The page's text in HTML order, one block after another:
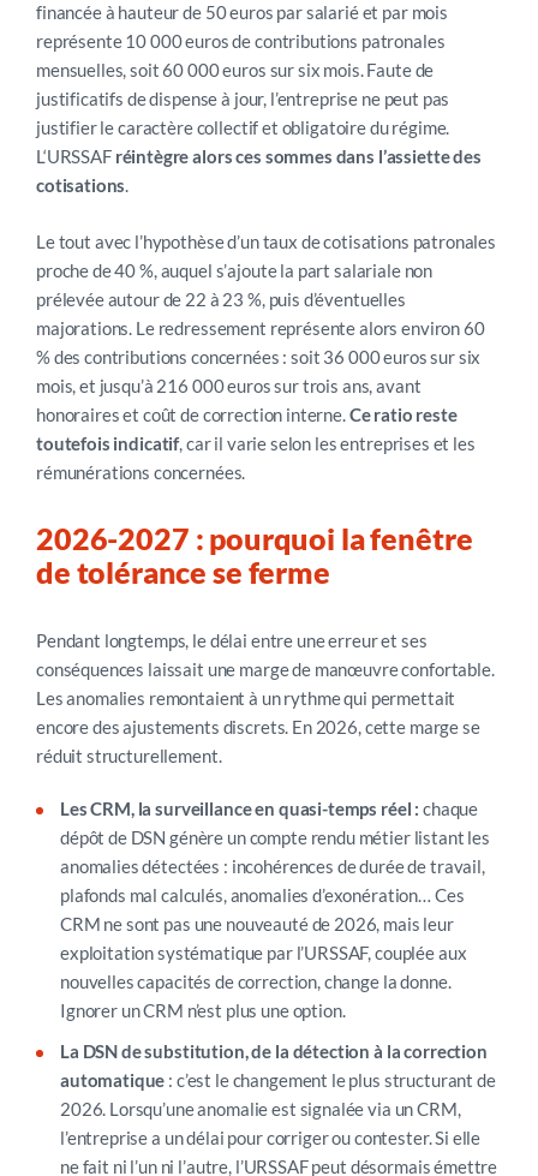
financée à hauteur de 50 euros par salarié et par mois
représente 10 000 euros de contributions patronales
mensuelles, soit 60 000 euros sur six mois. Faute de
justificatifs de dispense à jour, l’entreprise ne peut pas
justifier le caractère collectif et obligatoire du régime.
L‘URSSAF réintègre alors ces sommes dans l’assiette des
cotisations.
Le tout avec l’hypothèse d’un taux de cotisations patronales
proche de 40 %, auquel s’ajoute la part salariale non
prélevée autour de 22 à 23 %, puis d’éventuelles
majorations. Le redressement représente alors environ 60
% des contributions concernées : soit 36 000 euros sur six
mois, et jusqu’à 216 000 euros sur trois ans,avant
honoraires et coût de correction interne. Ce ratio reste
toutefois indicatif, car il varie selon les entreprises et les
rémunérations concernées.
2026-2027 : pourquoi la fenêtre
de tolérance se ferme
Pendant longtemps, le délai entre une erreur et ses
conséquences laissait une marge de manœuvre confortable.
Les anomalies remontaient à un rythme qui permettait
encore des ajustements discrets. En 2026, cette marge se
réduit structurellement.
Les CRM, la surveillance en quasi-temps réel : chaque
dépôt de DSN génère un compte rendu métier listant les
anomalies détectées : incohérences de durée de travail,
plafonds mal calculés, anomalies d’exonération… Ces
CRM ne sont pas une nouveauté de 2026, mais leur
exploitation systématique par l’URSSAF, couplée aux
nouvelles capacités de correction, change la donne.
Ignorer un CRM n’est plus une option.
La DSN de substitution, de la détection à la correction
automatique : c’est le changement le plus structurant de
2026. Lorsqu’une anomalie est signalée via un CRM,
l’entreprise a un délai pour corriger ou contester. Si elle
ne fait ni l’un ni l’autre, l’URSSAF peut désormais émettre